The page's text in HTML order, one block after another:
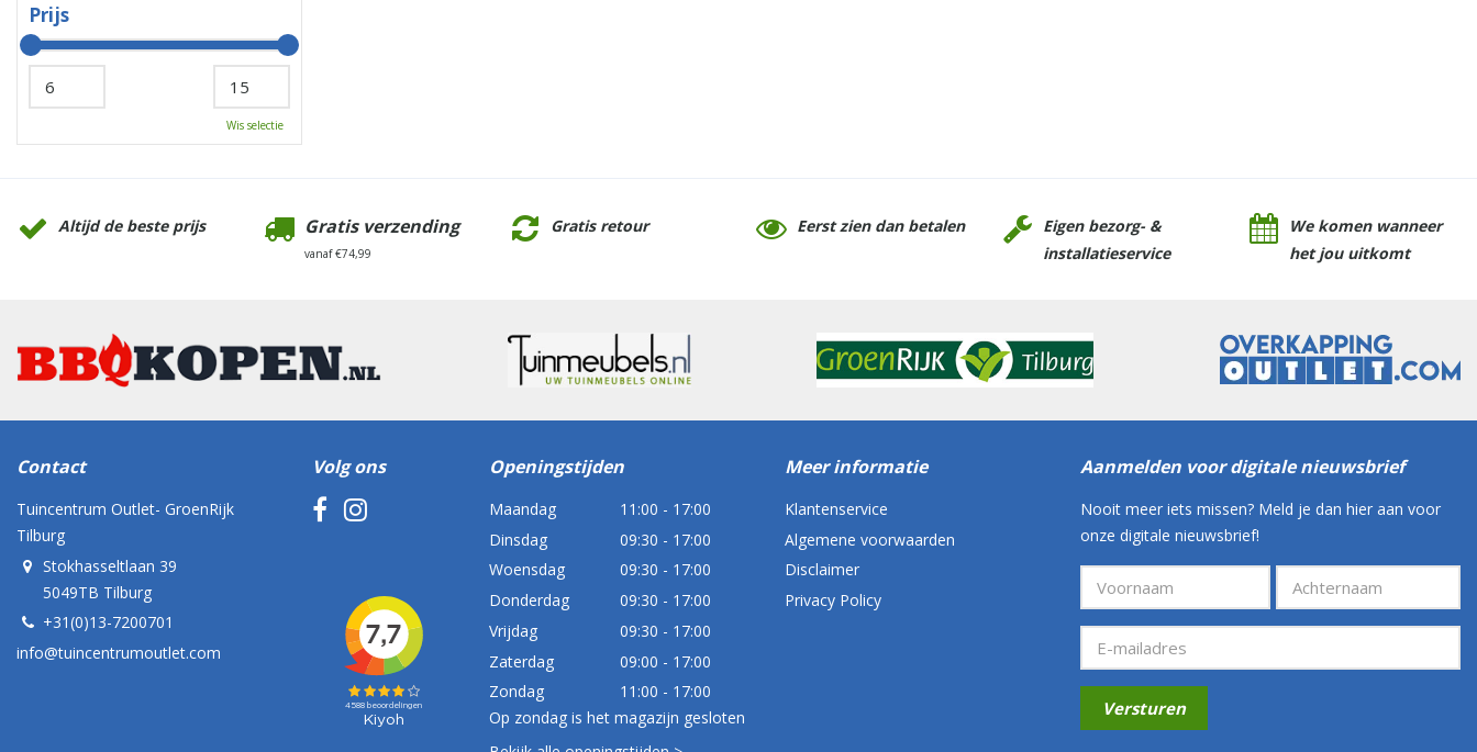
Prijs
Wis selectie
Altijd de beste prijs Gratis verzending
vanaf €74,99
Gratis retour Eerst zien dan betalen
Eigen bezorg- &
installatieservice
We komen wanneer
het jou uitkomt
Contact
Tuincentrum Outlet- GroenRijk
Tilburg
Stokhasseltlaan 39
5049TB Tilburg
+31(0)13-7200701
info@tuincentrumoutlet.com
Volg ons Openingstijden
Maandag
11:00 - 17:00
Dinsdag
09:30 - 17:00
Woensdag
09:30 - 17:00
Donderdag
09:30 - 17:00
Vrijdag
09:30 - 17:00
Zaterdag
09:00 - 17:00
Zondag
11:00 - 17:00
Op zondag is het magazijn gesloten
Meer informatie
Klantenservice
Algemene voorwaarden
Disclaimer
Privacy Policy
Aanmelden voor digitale nieuwsbrief
Nooit meer iets missen? Meld je dan hier aan voor
onze digitale nieuwsbrief!